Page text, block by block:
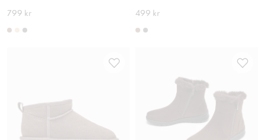
799 kr 499 kr